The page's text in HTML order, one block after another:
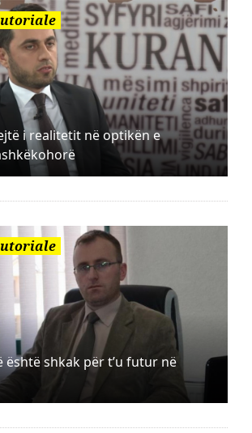
i realitetit në optikën e
është shkak për t’u futur në